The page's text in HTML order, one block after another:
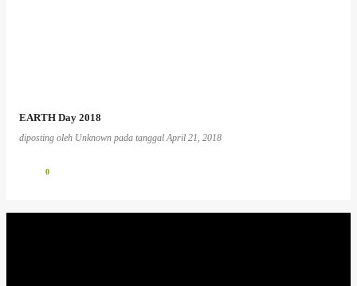
EARTH Day 2018
diposting oleh Unknown pada tanggalApril 21, 2018
0